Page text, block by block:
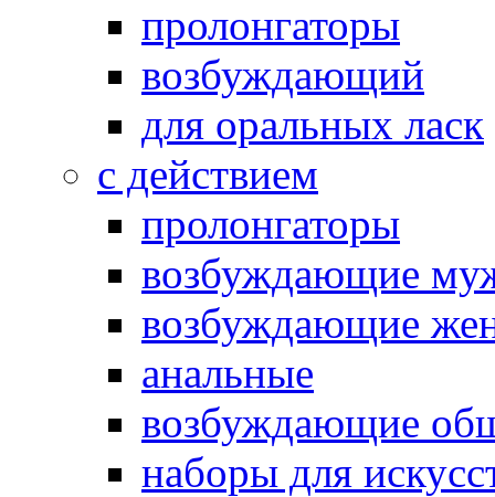
пролонгаторы
возбуждающий
для оральных ласк
с действием
пролонгаторы
возбуждающие
возбуждающие
анальные
возбуждающие
наборы для